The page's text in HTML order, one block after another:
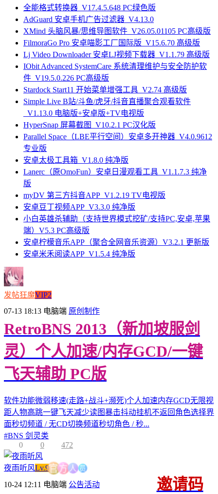
全能格式转换器_V17.4.5.648 PC绿色版
AdGuard 安卓手机广告过滤器_V4.13.0
XMind 头脑风暴/思维导图软件_V26.05.01105 PC高级版
FilmoraGo Pro 安卓喵影工厂国际版_V15.6.70 高级版
Lj Video Downloader 安卓LJ视频下载器_V1.1.79 高级版
IObit Advanced SystemCare 系统清理维护与安全防护软
件_V19.5.0.226 PC高级版
Stardock Start11 开始菜单增强工具_V2.74 高级版
Simple Live B站/斗鱼/虎牙/抖音直播聚合观看软件
_V1.13.0 电脑版+安卓版+TV电视版
HyperSnap 屏幕截图_V10.2.1 PC汉化版
Parallel Space（LBE平行空间）安卓多开神器_V4.0.9612
专业版
安卓太极工具箱_V1.8.0 纯净版
Lanerc（原OmoFun）安卓日漫观看工具_V1.1.7.3 纯净
版
myDV 第三方抖音APP_V1.2.19 TV电视版
安卓豆丁视频APP_V3.3.0 纯净版
小白英雄杀辅助（支持世界模式挖矿/支持PC,安卓,苹果
端）V5.3 PC高级版
安卓柠檬音乐APP（聚合全网音乐资源）V3.2.1 更新版
安卓米禾阅读APP_V1.5.4 纯净版
发帖狂魔VIP2
07-13 18:13 电脑端 原创制作
RetroBNS 2013（新加坡服剑
灵）个人加速/内存GCD/一键
飞天辅助 PC版
软件功能微弱移速(走路+战斗+濒死)个人加速内存GCD无限视
距人物高跳一键飞天减少读图暴击抖动挂机不返回角色选择界
面秒切频道 / 无CD切换频道秒切角色 / 秒...
#BNS 剑灵类
0
0 472
夜雨听风Lv.9官 方人员
10-24 12:11 电脑端 公告活动
邀请码